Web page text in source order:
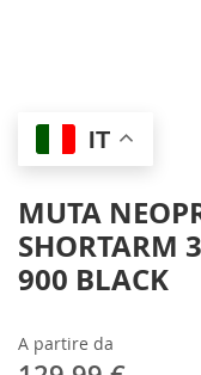
IT
MUTA
SHORTARM
900 BLACK
A partire da
Skip
the
of
the
images
gallery